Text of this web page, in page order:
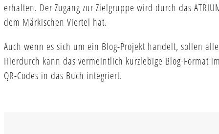
erhalten. Der Zugang zur Zielgruppe wird durch das
dem Märkischen Viertel hat.
Auch wenn es sich um ein Blog-Projekt handelt, sollen
Hierdurch kann das vermeintlich kurzlebige Blog-
QR-Codes in das Buch integriert.